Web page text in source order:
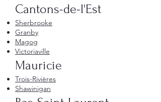
Cantons-de-l'Est
Sherbrooke
Granby
Magog
Victoriaville
Mauricie
Trois-Rivières
Shawinigan